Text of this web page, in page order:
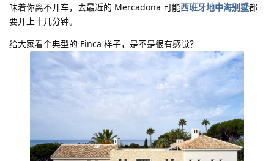
味着你离不开车，去最近的 Mercadona 可能西班牙地中海别墅都
要开上十几分钟。
给大家看个典型的 Finca 样子，是不是很有感觉？